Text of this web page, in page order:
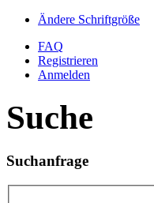
Ändere Schriftgröße
FAQ
Registrieren
Anmelden
Suche
Suchanfrage